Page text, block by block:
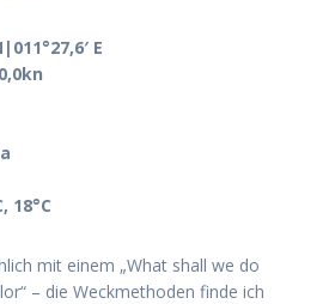
E
18°C
mit einem „What shall we do
– die Weckmethoden finde ich